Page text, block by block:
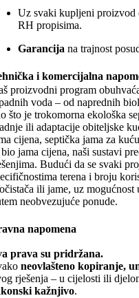
Uz svaki kupljeni proizvod
RH propisima.
Garancija na trajnost
i komercijalna
proizvodni program
voda – od naprednih
što je trokomorna ekološka
ili adaptacije obiteljske
cijena, septička jama za
jama cijena, naši sustavi
Budući da se svaki
terena i broju
ili jame, uz mogućnost
neobvezujuće ponude.
napomena
prava su pridržana.
neovlašteno kopiranje,
rješenja – u cijelosti ili
kažnjivo.